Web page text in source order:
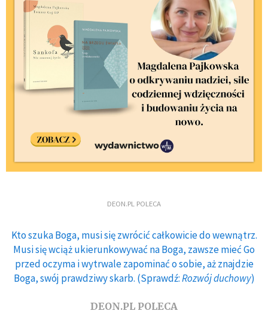
DEON.PL POLECA
Kto szuka Boga, musi się zwrócić całkowicie do wewnątrz.
Musi się wciąż ukierunkowywać na Boga, zawsze mieć Go
przed oczyma i wytrwale zapominać o sobie, aż znajdzie
Boga, swój prawdziwy skarb. (Sprawdź:Rozwój duchowy)
DEON.PL POLECA